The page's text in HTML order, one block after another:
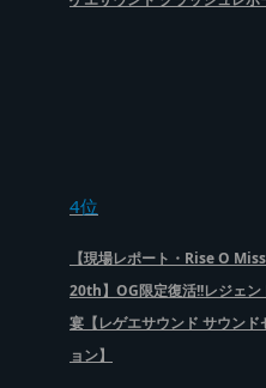
4位
【現場レポート・Rise O
20th】OG限定復活!!レジェン
宴【レゲエサウンド サウンド
ョン】